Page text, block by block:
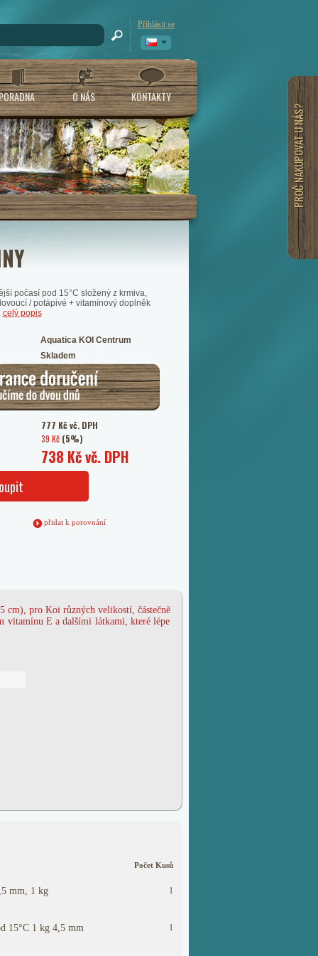
Přihlásit se
O NÁS KONTAKTY
PROČ NAKUPOVAT U NÁS?
počasí pod 15°C složený z krmiva,
/ potápivé + vitamínový doplněk
celý popis
Aquatica KOI Centrum
Skladem
777 Kč vč. DPH
39 Kč(5%)
738 Kč vč. DPH
přidat k porovnání
cm), pro Koi různých velikostí, částečně
vitamínu E a dalšími látkami, které lépe
Počet Kusů
mm, 1 kg 1
1 kg 4,5 mm 1